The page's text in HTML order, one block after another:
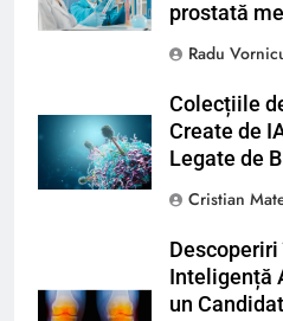
prostată
Radu
Colecțiile
Create de
Legate de
Cristian
Inteligență
un